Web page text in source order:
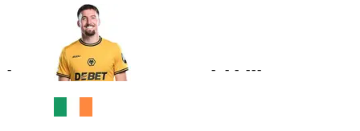
- - - - ---